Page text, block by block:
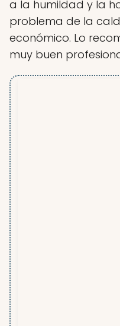
a la humildad y la
problema de la
económico. Lo
muy buen